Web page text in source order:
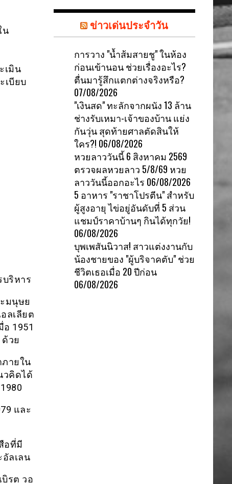
น
เมิน
เบียบ
ริหาร
มนุษย
ลเลียต
1951
ด้วย
ายใน
วคิดได้
และ
อที่มี
อัลเลน
บิรต วอ
ข่าวเด่นประจำวัน
การวาง "น้ำส้มสายชู" ในห้อง
ก่อนเข้านอน ช่วยเรื่องอะไร?
ตื่นมารู้สึกแตกต่างจริงหรือ?
07/08/2026
"เงินสด" ทะลักจากผนัง 13 ล้าน
ช่างรับเหมา-เจ้าของบ้าน แย่ง
กันวุ่น สุดท้ายศาลตัดสินให้
ใคร?! 06/08/2026
หวยลาววันนี้ 6 สิงหาคม 2569
ตรวจผลหวยลาว 5/8/69 หวย
ลาววันนี้ออกอะไร 06/08/2026
5 อาหาร "ราชาโปรตีน" สำหรับ
ผู้สูงอายุ ไข่อยู่อันดับที่ 5 ส่วน
แชมป์ราคาบ้านๆ กินได้ทุกวัย!
06/08/2026
บุพเพสันนิวาส! สาวแต่งงานกับ
น้องชายของ "ผู้บริจาคตับ" ช่วย
ชีวิตเธอเมื่อ 20 ปีก่อน
06/08/2026